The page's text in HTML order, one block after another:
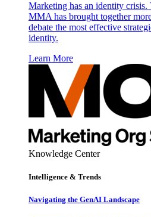
Marketing has an identity crisis.
MMA has brought together
debate the most effective
identity.
Learn More
Knowledge Center
Intelligence & Trends
Navigating the GenAI Landscape